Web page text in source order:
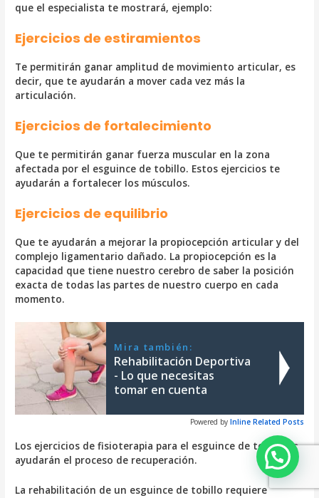
que el especialista te mostrará, ejemplo:
Ejercicios de estiramientos
Te permitirán ganar amplitud de movimiento articular, es
decir, que te ayudarán a mover cada vez más la
articulación.
Ejercicios de fortalecimiento
Que te permitirán ganar fuerza muscular en la zona
afectada por el esguince de tobillo. Estos ejercicios te
ayudarán a fortalecer los músculos.
Ejercicios de equilibrio
Que te ayudarán a mejorar la propiocepción articular y del
complejo ligamentario dañado. La propiocepción es la
capacidad que tiene nuestro cerebro de saber la posición
exacta de todas las partes de nuestro cuerpo en cada
momento.
Mira también:
Rehabilitación Deportiva
- Lo que necesitas
tomar en cuenta
Powered by Inline Related Posts
Los ejercicios de fisioterapia para el esguince de tobillo te
ayudarán el proceso de recuperación.
La rehabilitación de un esguince de tobillo requiere